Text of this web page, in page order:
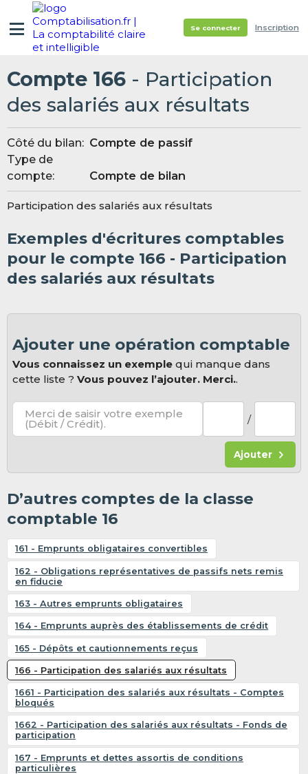
Se connecter Inscription
Compte 166 - Participation
des salariés aux résultats
Côté du bilan: Compte de passif
Type de
compte:
Compte de bilan
Participation des salariés aux résultats
Exemples d'écritures comptables
pour le compte 166 - Participation
des salariés aux résultats
Ajouter une opération comptable
Vous connaissez un exemple qui manque dans
cette liste ?Vous pouvez l’ajouter. Merci..
Merci de saisir votre exemple
(Débit / Crédit). /
Ajouter
D’autres comptes de la classe
comptable 16
161 - Emprunts obligataires convertibles
162 - Obligations représentatives de passifs nets remis
en fiducie
163 - Autres emprunts obligataires
164 - Emprunts auprès des établissements de crédit
165 - Dépôts et cautionnements reçus
166 - Participation des salariés aux résultats
1661 - Participation des salariés aux résultats - Comptes
bloqués
1662 - Participation des salariés aux résultats - Fonds de
participation
167 - Emprunts et dettes assortis de conditions
particulières